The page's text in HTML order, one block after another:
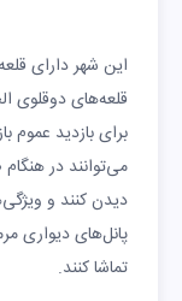
این شهر دارای
قلعه‌های دوقلوی
برای بازدید عموم
می‌توانند در
دیدن کنند و
پانل‌های دیواری
تماشا کنند.